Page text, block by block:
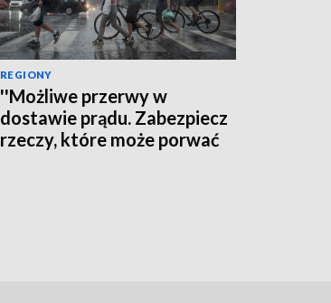
REGIONY
''Możliwe przerwy w
dostawie prądu. Zabezpiecz
rzeczy, które może porwać